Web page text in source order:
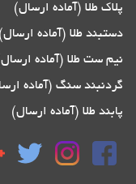
پلاک طلا (آماده ارسال)
دستبند طلا (آماده ارسال)
نیم ست طلا (آماده
گردنبند سنگ (آماده
پابند طلا (آماده ارسال)